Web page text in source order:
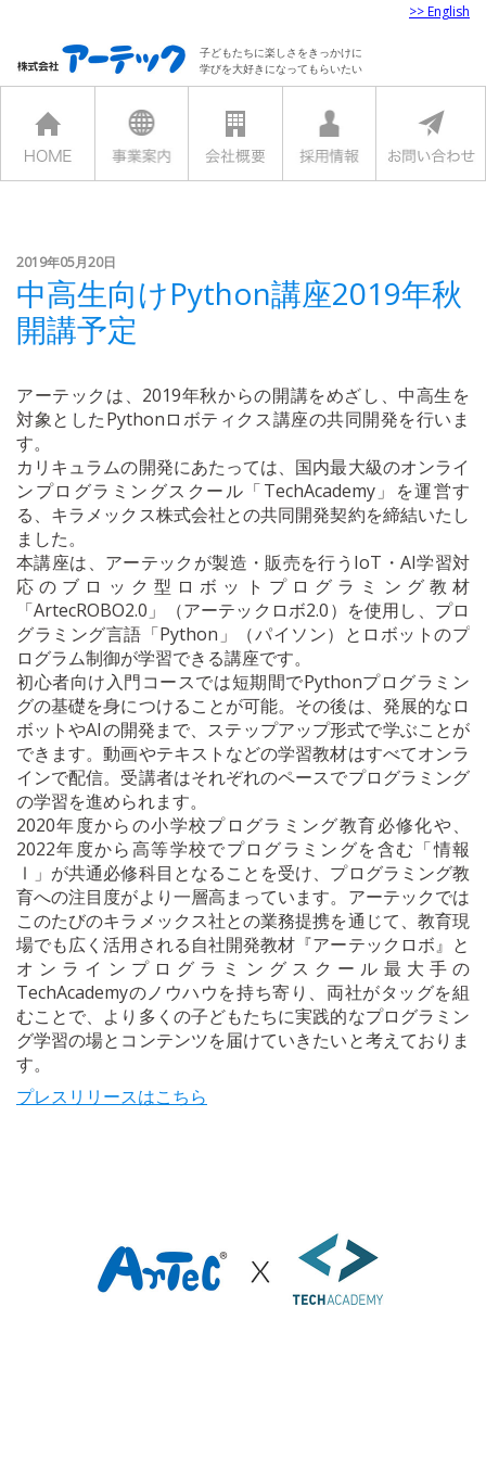
>> English
子どもたちに楽しさをきっかけに
学びを大好きになってもらいたい
2019年05月20日
中高生向けPython講座2019年秋
開講予定
アーテックは、2019年秋からの開講をめざし、中高生を
対象としたPythonロボティクス講座の共同開発を行いま
す。
カリキュラムの開発にあたっては、国内最大級のオンライ
ンプログラミングスクール「TechAcademy」を運営す
る、キラメックス株式会社との共同開発契約を締結いたし
ました。
本講座は、アーテックが製造・販売を行うIoT・AI学習対
応のブロック型ロボットプログラミング教材
「ArtecROBO2.0」（アーテックロボ2.0）を使用し、プロ
グラミング言語「Python」（パイソン）とロボットのプ
ログラム制御が学習できる講座です。
初心者向け入門コースでは短期間でPythonプログラミン
グの基礎を身につけることが可能。その後は、発展的なロ
ボットやAIの開発まで、ステップアップ形式で学ぶことが
できます。動画やテキストなどの学習教材はすべてオンラ
インで配信。受講者はそれぞれのペースでプログラミング
の学習を進められます。
2020年度からの小学校プログラミング教育必修化や、
2022年度から高等学校でプログラミングを含む「情報
Ⅰ」が共通必修科目となることを受け、プログラミング教
育への注目度がより一層高まっています。アーテックでは
このたびのキラメックス社との業務提携を通じて、教育現
場でも広く活用される自社開発教材『アーテックロボ』と
オンラインプログラミングスクール最大手の
TechAcademyのノウハウを持ち寄り、両社がタッグを組
むことで、より多くの子どもたちに実践的なプログラミン
グ学習の場とコンテンツを届けていきたいと考えておりま
す。
プレスリリースはこちら